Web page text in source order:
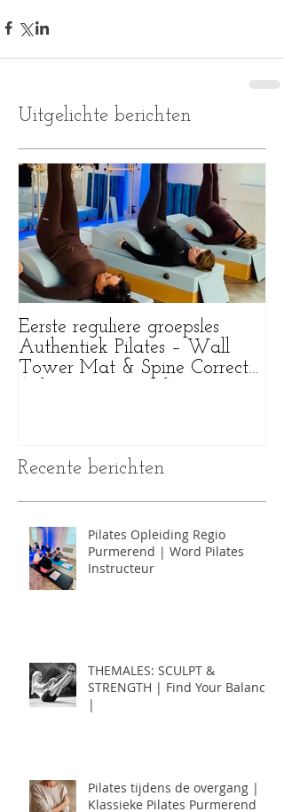
Uitgelichte berichten
Eerste reguliere groepsles
Authentiek Pilates – Wall
Tower Mat & Spine Corrector
Recente berichten
Pilates Opleiding Regio
Purmerend | Word Pilates
Instructeur
THEMALES: SCULPT &
STRENGTH | Find Your Balance
|
Pilates tijdens de overgang |
Klassieke Pilates Purmerend